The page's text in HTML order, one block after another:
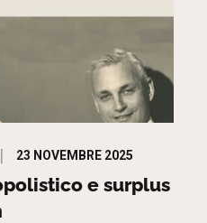
Posted
on
23 NOVEMBRE 2025
e surplus